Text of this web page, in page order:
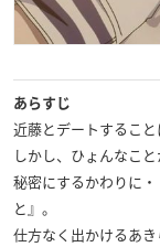
あらすじ
近藤とデートすること
しかし、ひょんなこ
秘密にするかわりに
と』。
仕方なく出かけるあき